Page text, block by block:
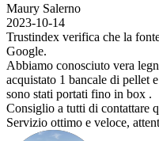
Maury Salerno
2023-10-14
Trustindex verifica che la
Google.
Abbiamo conosciuto vera
acquistato 1 bancale di pellet
sono stati portati fino in box .
Consiglio a tutti di contattare
Servizio ottimo e veloce,